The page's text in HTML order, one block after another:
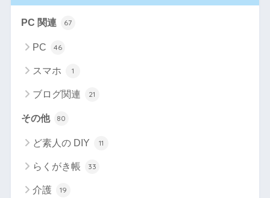
PC 関連 67
PC 46
スマホ 1
ブログ関連 21
その他 80
ど素人の DIY 11
らくがき帳 33
介護 19